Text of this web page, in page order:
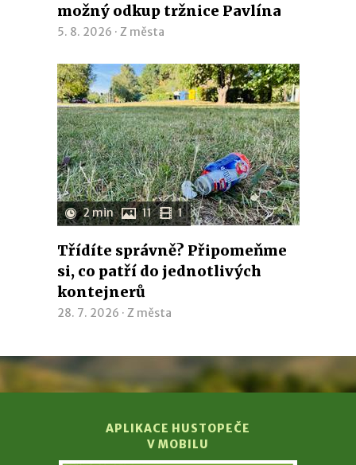
možný odkup tržnice Pavlína
5. 8. 2026 · Z města
2 min 11 1
Třídíte správně? Připomeňme
si, co patří do jednotlivých
kontejnerů
28. 7. 2026 · Z města
APLIKACE HUSTOPEČE
V MOBILU